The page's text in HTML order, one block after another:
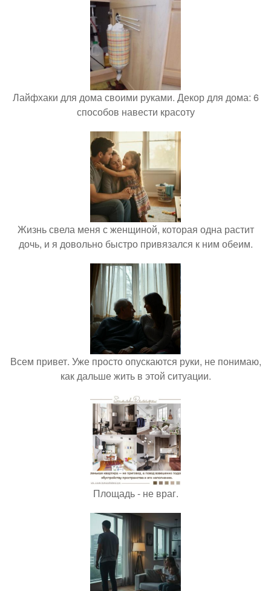
Лайфхаки для дома своими руками. Декор для дома: 6
способов навести красоту
Жизнь свела меня с женщиной, которая одна растит
дочь, и я довольно быстро привязался к ним обеим.
Всем привет. Уже просто опускаются руки, не понимаю,
как дальше жить в этой ситуации.
Площадь - не враг.